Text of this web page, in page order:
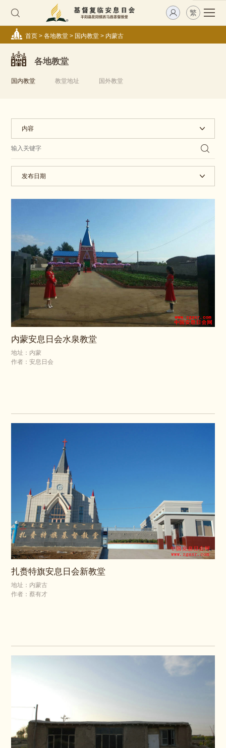
繁
首页> 各地教堂> 国内教堂> 内蒙古
各地教堂
国内教堂 教堂地址 国外教堂
内容
发布日期
内蒙安息日会水泉教堂
地址：内蒙
作者：安息日会
扎赉特旗安息日会新教堂
地址：内蒙古
作者：蔡有才